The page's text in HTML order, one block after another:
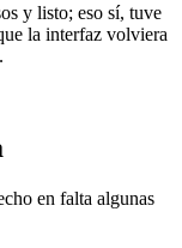
y listo; eso sí, tuve
la interfaz volviera
en falta algunas